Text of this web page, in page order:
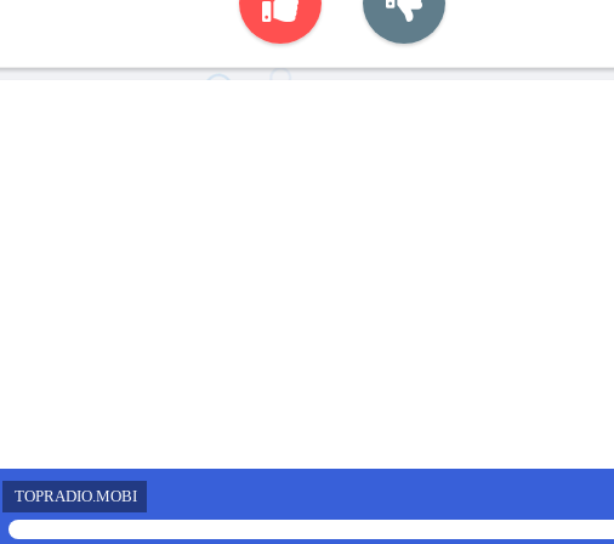
TOPRADIO.MOBI